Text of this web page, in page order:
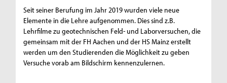
Seit seiner Berufung im Jahr 2019 wurden viele neue
Elemente in die Lehre aufgenommen. Dies sind z.B.
Lehrfilme zu geotechnischen Feld- und Laborversuchen, die
gemeinsam mit der FH Aachen und der HS Mainz erstellt
werden um den Studierenden die Möglichkeit zu geben
Versuche vorab am Bildschirm kennenzulernen.